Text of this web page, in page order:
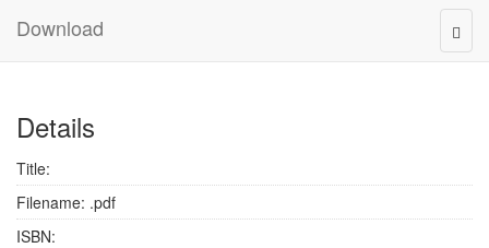
Download
Details
Title:
Filename: .pdf
ISBN: